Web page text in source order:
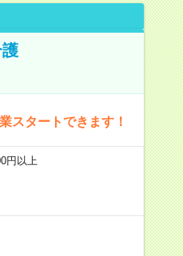
スタートできます！
円以上